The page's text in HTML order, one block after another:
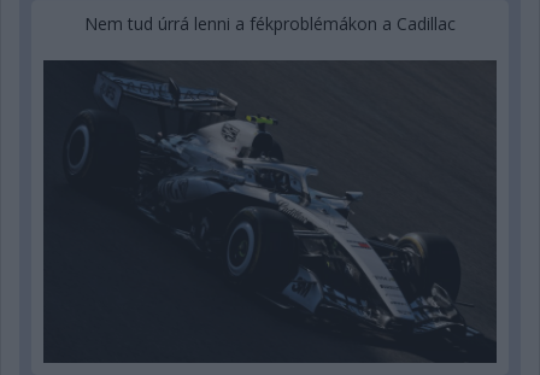
Nem tud úrrá lenni a fékproblémákon a Cadillac